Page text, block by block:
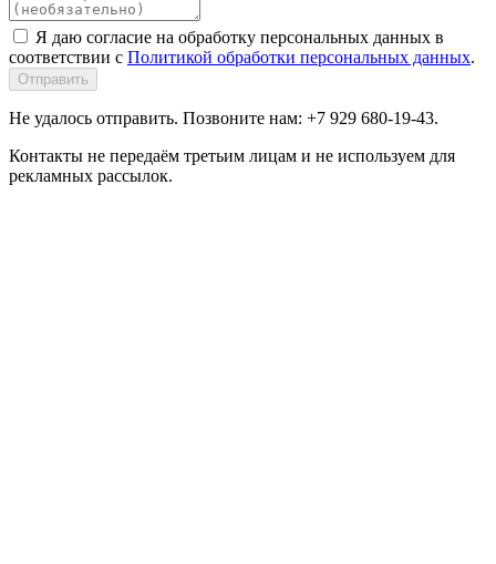
Я даю согласие на обработку персональных данных в
соответствии с Политикой обработки персональных данных.
Отправить
Не удалось отправить. Позвоните нам: +7 929 680-19-43.
Контакты не передаём третьим лицам и не используем для
рекламных рассылок.